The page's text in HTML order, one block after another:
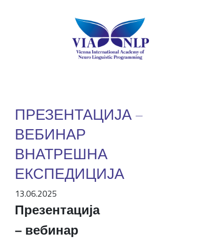
ПРЕЗЕНТАЦИЈА –
ВЕБИНАР
ВНАТРЕШНА
ЕКСПЕДИЦИЈА
13.06.2025
Презентација
– вебинар